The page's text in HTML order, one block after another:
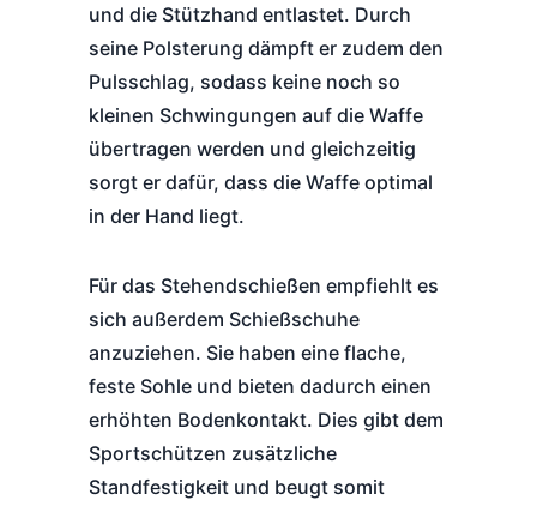
und die Stützhand entlastet. Durch
seine Polsterung dämpft er zudem den
Pulsschlag, sodass keine noch so
kleinen Schwingungen auf die Waffe
übertragen werden und gleichzeitig
sorgt er dafür, dass die Waffe optimal
in der Hand liegt.
Für das Stehendschießen empfiehlt es
sich außerdem Schießschuhe
anzuziehen. Sie haben eine flache,
feste Sohle und bieten dadurch einen
erhöhten Bodenkontakt. Dies gibt dem
Sportschützen zusätzliche
Standfestigkeit und beugt somit